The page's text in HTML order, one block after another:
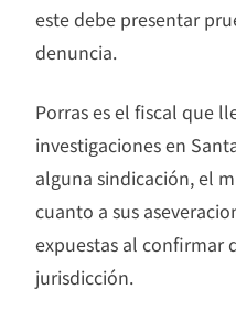
este debe presentar
denuncia.
Porras es el fiscal que
investigaciones en
alguna sindicación, el
cuanto a sus
expuestas al confirmar
jurisdicción.